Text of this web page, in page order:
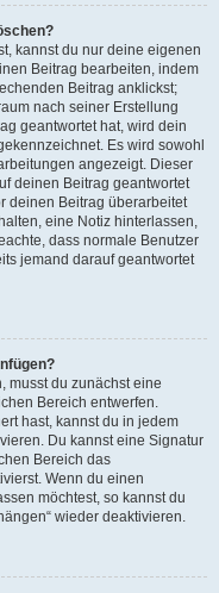
kannst du nur deine eigenen
Beitrag bearbeiten, indem
Beitrag anklickst;
nach seiner Erstellung
geantwortet hat, wird dein
Es wird sowohl
angezeigt. Dieser
deinen Beitrag geantwortet
deinen Beitrag überarbeitet
eine Notiz hinterlassen,
dass normale Benutzer
jemand darauf geantwortet
musst du zunächst eine
Bereich entwerfen.
hast, kannst du in jedem
Du kannst eine Signatur
Bereich das
Wenn du einen
möchtest, so kannst du
wieder deaktivieren.